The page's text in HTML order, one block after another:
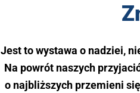
Jest to wystawa o nadziei,
Na powrót naszych
o najbliższych przemieni